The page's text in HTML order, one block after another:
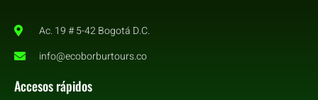
Ac. 19 # 5-42 Bogotá D.C.
info@ecoborburtours.co
Accesos rápidos